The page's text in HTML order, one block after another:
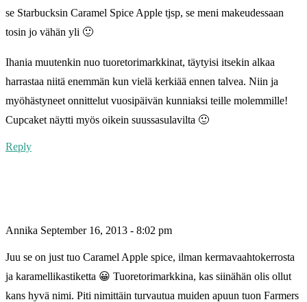
se Starbucksin Caramel Spice Apple tjsp, se meni makeudessaan
tosin jo vähän yli 🙂
Ihania muutenkin nuo tuoretorimarkkinat, täytyisi itsekin alkaa
harrastaa niitä enemmän kun vielä kerkiää ennen talvea. Niin ja
myöhästyneet onnittelut vuosipäivän kunniaksi teille molemmille!
Cupcaket näytti myös oikein suussasulavilta 🙂
Reply
Annika September 16, 2013 - 8:02 pm
Juu se on just tuo Caramel Apple spice, ilman kermavaahtokerrosta
ja karamellikastiketta 😀 Tuoretorimarkkina, kas siinähän olis ollut
kans hyvä nimi. Piti nimittäin turvautua muiden apuun tuon Farmers